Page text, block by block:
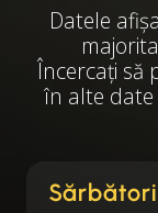
Datele
Încercați să
în alte